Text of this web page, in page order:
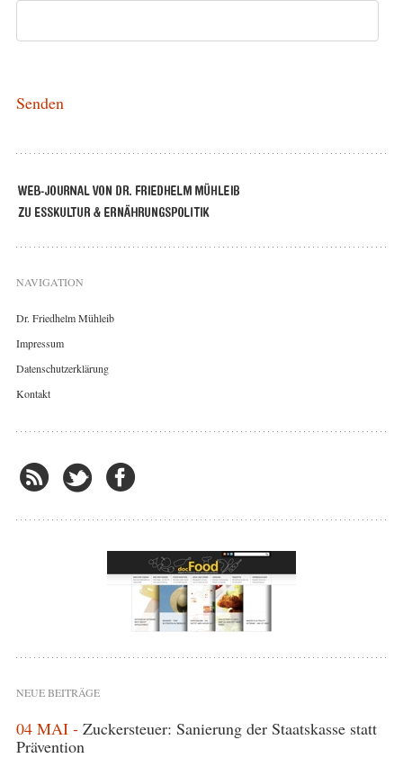
NAVIGATION
Dr. Friedhelm Mühleib
Impressum
Datenschutzerklärung
Kontakt
NEUE BEITRÄGE
04 MAI - Zuckersteuer: Sanierung der Staatskasse statt
Prävention